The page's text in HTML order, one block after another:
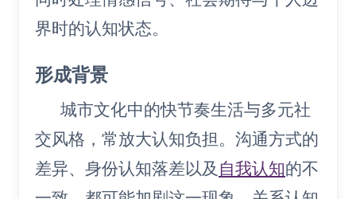
界时的认知状态。
形成背景
城市文化中的快节奏生活与多元社
交风格，常放大认知负担。沟通方式的
差异、身份认知落差以及 自我认知的不